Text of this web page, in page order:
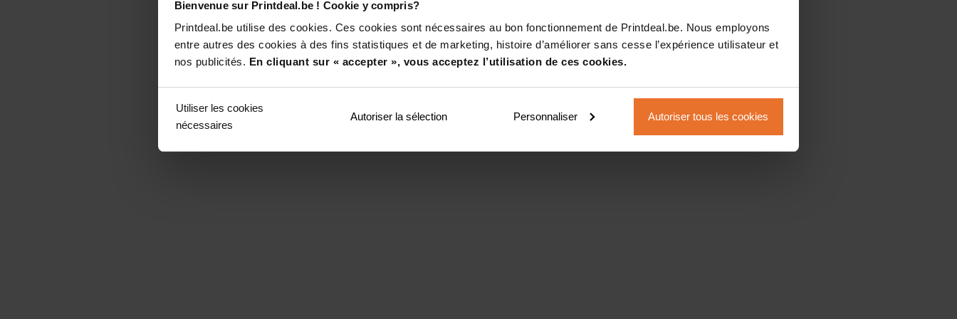
Bienvenue sur Printdeal.be ! Cookie y compris?
Printdeal.be utilise des cookies. Ces cookies sont nécessaires au bon fonctionnement de Printdeal.be. Nous employons
entre autres des cookies à des fins statistiques et de marketing, histoire d’améliorer sans cesse l’expérience utilisateur et
nos publicités. En cliquant sur « accepter », vous acceptez l’utilisation de ces cookies.
Utiliser les cookies
nécessaires
Autoriser la sélection Personnaliser Autoriser tous les cookies